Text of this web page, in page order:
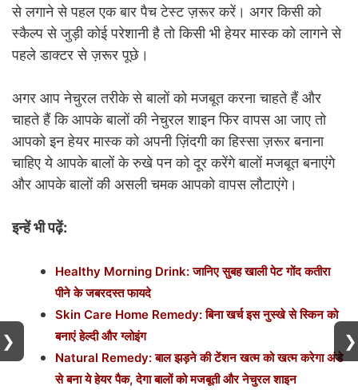
से लगाने से पहल एक बार पैच टेस्ट ज़रूर करें। अगर किसी को
स्कैल्प से जुड़ी कोई परेशानी है तो किसी भी हेयर मास्क को लागने से
पहले डाक्टर से ज़रूर पूछे।
अगर आप नेचुरल तरीके से बालों को मजबूत करना चाहते हैं और
चाहते हैं कि आपके बालों की नेचुरल शाइन फिर वापस आ जाए तो
आपको इन हेयर मास्क को अपनी ज़िंदगी का हिस्सा ज़रूर बनाना
चाहिए ये आपके बालों के रुखे पन को दूर करेंगे बालों मजबूत बनाएंगे
और आपके बालों की असली चमक आपको वापस लौटाएंगे।
इन्हें भी पढ़ें:
Healthy Morning Drink: जानिए सुबह खाली पेट गोंद कतीरा
पीने के जबरदस्त फायदे
Skin Care Home Remedy: बिना खर्च इस नुस्खे से स्किन को
बनाएं हेल्दी और ग्लोइंग
Natural Remedy: बाल झड़ने की टेंशन खत्म को खत्म करेगा अंडे
से बना ये हेयर पैक, देगा बालों को मजबूती और नेचुरल शाइन
❯ ❯